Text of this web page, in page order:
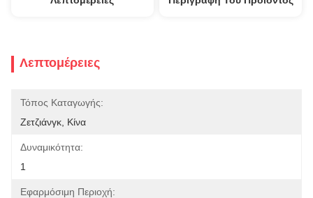
Λεπτομέρειες
Τόπος Καταγωγής:
Ζετζιάνγκ, Κίνα
Δυναμικότητα:
1
Εφαρμόσιμη Περιοχή: